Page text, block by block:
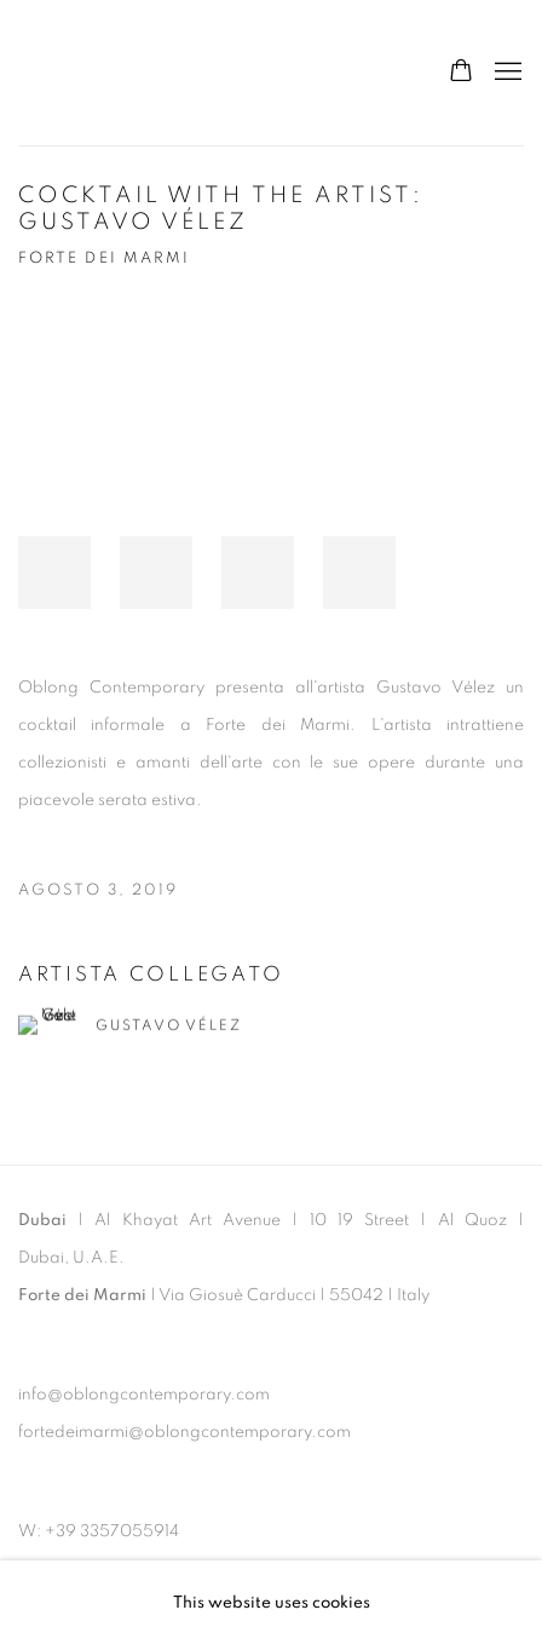
COCKTAIL WITH THE ARTIST:
GUSTAVO VÉLEZ
FORTE DEI MARMI
Oblong Contemporary presenta all'artista Gustavo Vélez un
cocktail informale a Forte dei Marmi. L'artista intrattiene
collezionisti e amanti dell'arte con le sue opere durante una
piacevole serata estiva.
AGOSTO 3, 2019
ARTISTA COLLEGATO
GUSTAVO VÉLEZ
Dubai | Al Khayat Art Avenue 10 19 Street Al Quoz
Dubai, U.A.E.
Forte dei Marmi | Via Giosuè Carducci | 55042 | Italy
info@oblongcontemporary.com
fortedeimarmi@oblongcontemporary.com
W: +39 3357055914
This website uses cookies